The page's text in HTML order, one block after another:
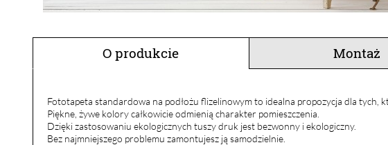
O produkcie Montaż
Fototapeta standardowa na podłożu flizelinowym to idealna propozycja dla tych,
Piękne, żywe kolory całkowicie odmienią charakter pomieszczenia.
Dzięki zastosowaniu ekologicznych tuszy druk jest bezwonny i ekologiczny.
Bez najmniejszego problemu zamontujesz ją samodzielnie.